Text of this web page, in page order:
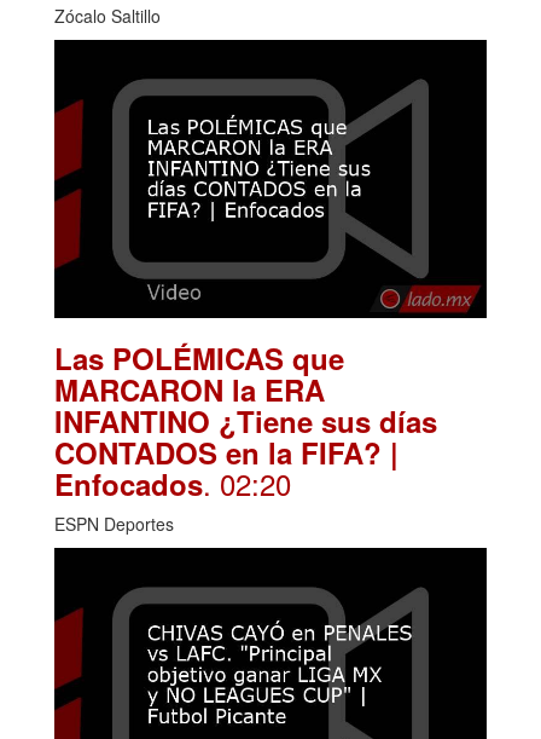
Zócalo Saltillo
Las POLÉMICAS que
MARCARON la ERA
INFANTINO ¿Tiene sus días
CONTADOS en la FIFA? |
Enfocados. 02:20
ESPN Deportes